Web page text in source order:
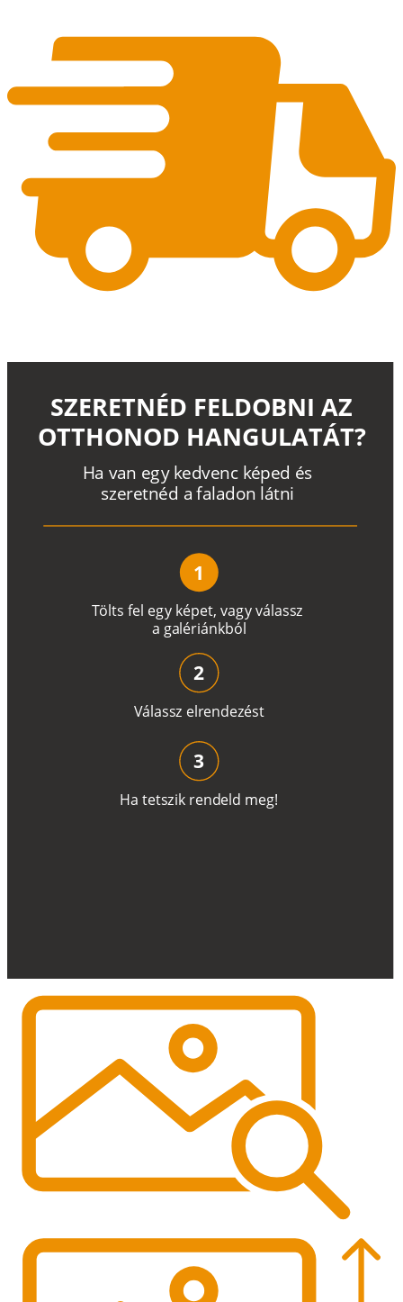
Tölts fel egy képet, vagyválassz
a galériánkból
Ha van egy kedvenc képed és
szeretnéd a faladon látni
SZERETNÉD FELDOBNI AZ
OTTHONOD HANGULATÁT?
1
Válassz elrendezést
2
Ha tetszik rendeld meg!
3